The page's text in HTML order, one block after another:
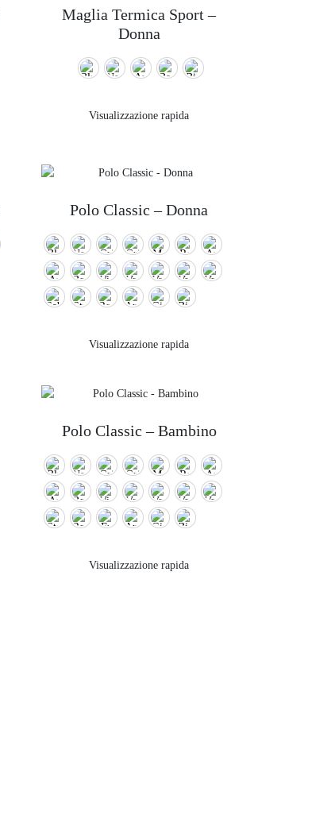
Maglia Termica Sport –
Donna
Visualizzazione rapida
Polo Classic – Donna
Visualizzazione rapida
Polo Classic – Bambino
Visualizzazione rapida